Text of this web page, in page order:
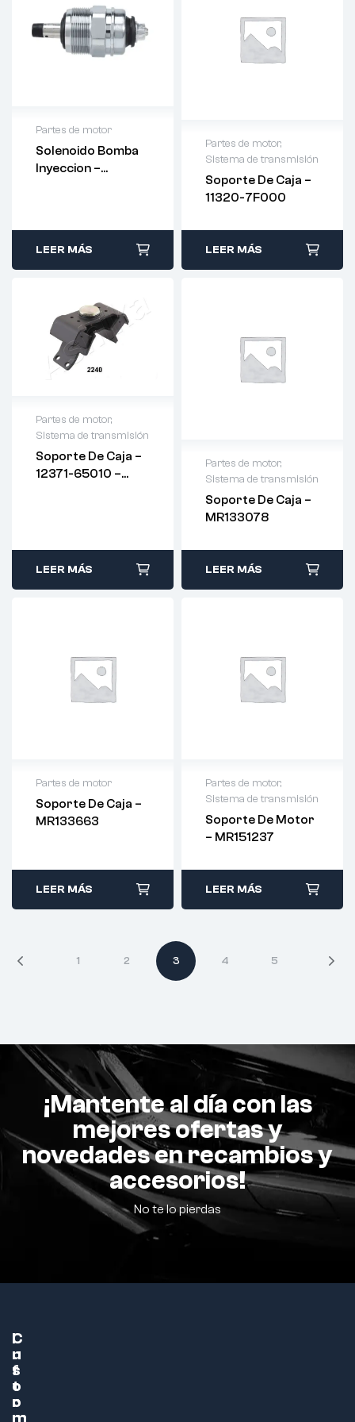
Partes de motor
Solenoido Bomba
Inyeccion –
LEER MÁS
Partes de motor,
Sistema de transmisión
Soporte De Caja –
11320-7F000
LEER MÁS
Partes de motor,
Sistema de transmisión
Soporte De Caja –
12371-65010 –
LEER MÁS
Partes de motor,
Sistema de transmisión
Soporte De Caja –
MR133078
LEER MÁS
Partes de motor
Soporte De Caja –
MR133663
LEER MÁS
Partes de motor,
Sistema de transmisión
Soporte De Motor
– MR151237
LEER MÁS
1 2 3 4 5
¡Mantente al día con las
mejores ofertas y
novedades en recambios y
accesorios!
No te lo pierdas
C
u
s
t
o
m
I
n
f
o
r
m